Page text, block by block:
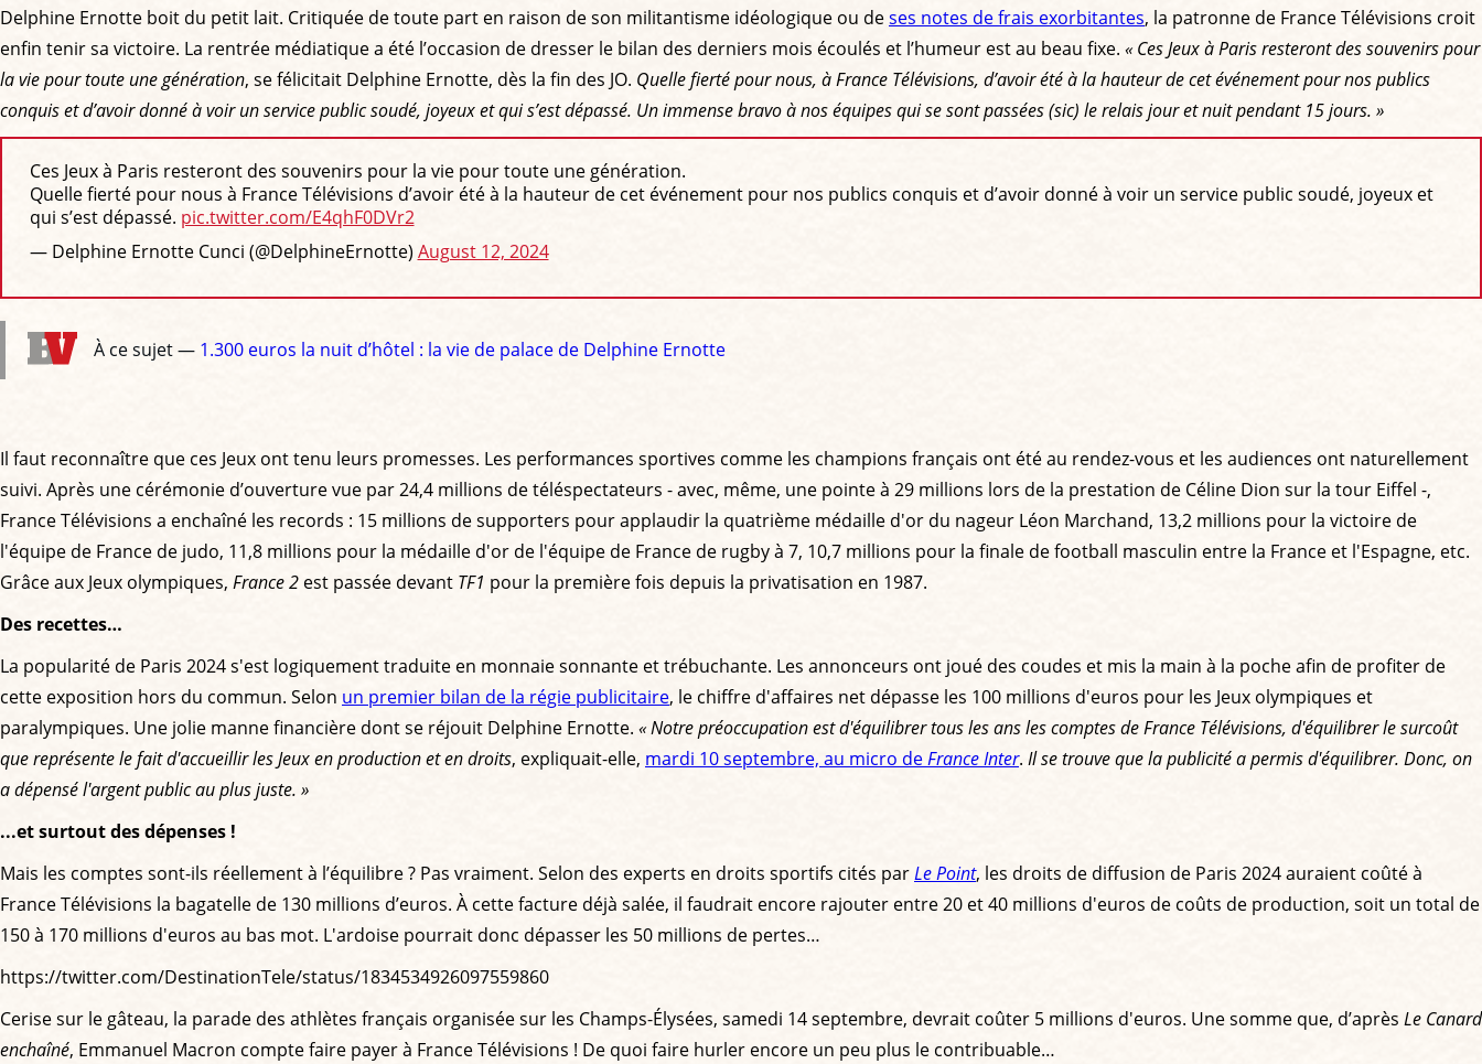
Delphine Ernotte boit du petit lait. Critiquée de toute part en raison de son militantisme idéologique ou deses notes de frais exorbitantes, la patronne de France Télévisions croit
enfin tenir sa victoire. La rentrée médiatique a été l’occasion de dresser le bilan des derniers mois écoulés et l’humeur est au beau fixe. « Ces Jeux à Paris resteront des souvenirs pour
la vie pour toute une génération, se félicitait Delphine Ernotte, dès la fin des JO. Quelle fierté pour nous, à France Télévisions, d’avoir été à la hauteur de cet événement pour nos publics
conquis et d’avoir donné à voir un service public soudé, joyeux et qui s’est dépassé. Un immense bravo à nos équipes qui se sont passées (sic) le relais jour et nuit pendant 15 jours. »
Ces Jeux à Paris resteront des souvenirs pour la vie pour toute une génération.
Quelle fierté pour nous à France Télévisions d’avoir été à la hauteur de cet événement pour nos publics conquis et d’avoir donné à voir un service public soudé, joyeux et
qui s’est dépassé. pic.twitter.com/E4qhF0DVr2
— Delphine Ernotte Cunci (@DelphineErnotte) August 12, 2024
À ce sujet — 1.300 euros la nuit d’hôtel : la vie de palace de Delphine Ernotte
Il faut reconnaître que ces Jeux ont tenu leurs promesses. Les performances sportives comme les champions français ont été au rendez-vous et les audiences ont naturellement
suivi. Après une cérémonie d’ouverture vue par 24,4 millions de téléspectateurs - avec, même, une pointe à 29 millions lors de la prestation de Céline Dion sur la tour Eiffel -,
France Télévisions a enchaîné les records : 15 millions de supporters pour applaudir la quatrième médaille d'or du nageur Léon Marchand, 13,2 millions pour la victoire de
l'équipe de France de judo, 11,8 millions pour la médaille d'or de l'équipe de France de rugby à 7, 10,7 millions pour la finale de football masculin entre la France et l'Espagne, etc.
Grâce aux Jeux olympiques, France 2 est passée devant TF1 pour la première fois depuis la privatisation en 1987.
Des recettes…
La popularité de Paris 2024 s'est logiquement traduite en monnaie sonnante et trébuchante. Les annonceurs ont joué des coudes et mis la main à la poche afin de profiter de
cette exposition hors du commun. Selon un premier bilan de la régie publicitaire, le chiffre d'affaires net dépasse les 100 millions d'euros pour les Jeux olympiques et
paralympiques. Une jolie manne financière dont se réjouit Delphine Ernotte. « Notre préoccupation est d'équilibrer tous les ans les comptes de France Télévisions, d'équilibrer le surcoût
que représente le fait d'accueillir les Jeux en production et en droits, expliquait-elle, mardi 10 septembre, au micro deFrance Inter. Il se trouve que la publicité a permis d'équilibrer. Donc, on
a dépensé l'argent public au plus juste. »
...et surtout des dépenses !
Mais les comptes sont-ils réellement à l’équilibre ? Pas vraiment. Selon des experts en droits sportifs cités parLe Point, les droits de diffusion de Paris 2024 auraient coûté à
France Télévisions la bagatelle de 130 millions d’euros. À cette facture déjà salée, il faudrait encore rajouter entre 20 et 40 millions d'euros de coûts de production, soit un total de
150 à 170 millions d'euros au bas mot. L'ardoise pourrait donc dépasser les 50 millions de pertes…
https://twitter.com/DestinationTele/status/1834534926097559860
Cerise sur le gâteau, la parade des athlètes français organisée sur les Champs-Élysées, samedi 14 septembre, devrait coûter 5 millions d'euros. Une somme que, d’après Le Canard
enchaîné, Emmanuel Macron compte faire payer à France Télévisions ! De quoi faire hurler encore un peu plus le contribuable…